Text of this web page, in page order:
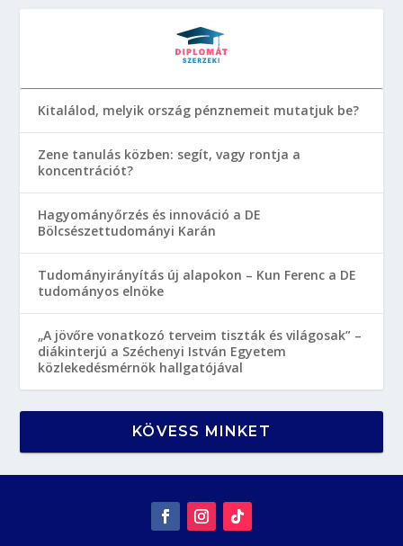
Kitalálod, melyik ország pénznemeit mutatjuk be?
Zene tanulás közben: segít, vagy rontja a
koncentrációt?
Hagyományőrzés és innováció a DE
Bölcsészettudományi Karán
Tudományirányítás új alapokon – Kun Ferenc a DE
tudományos elnöke
„A jövőre vonatkozó terveim tiszták és világosak” –
diákinterjú a Széchenyi István Egyetem
közlekedésmérnök hallgatójával
KÖVESS MINKET